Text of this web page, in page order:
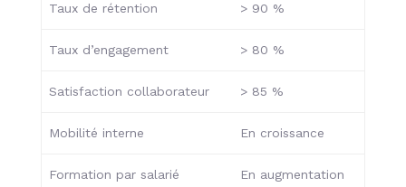
Taux de rétention > 90 %
Taux d’engagement > 80 %
Satisfaction collaborateur > 85 %
Mobilité interne En croissance
Formation par salarié En augmentation